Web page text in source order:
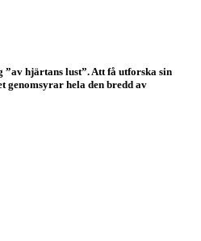
”av hjärtans lust”. Att få utforska sin
genomsyrar hela den bredd av